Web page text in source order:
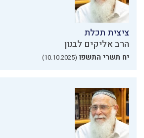
ציצית תכלת
הרב אליקים לבנון
יח תשרי התשפו (10.10.2025)